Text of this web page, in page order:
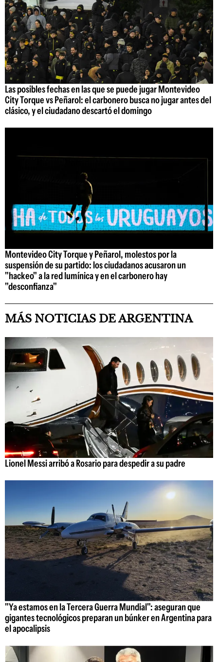
Las posibles fechas en las que se puede jugar Montevideo
City Torque vs Peñarol: el carbonero busca no jugar antes del
clásico, y el ciudadano descartó el domingo
Montevideo City Torque y Peñarol, molestos por la
suspensión de su partido: los ciudadanos acusaron un
"hackeo" a la red lumínica y en el carbonero hay
"desconfianza"
MÁS NOTICIAS DE ARGENTINA
Lionel Messi arribó a Rosario para despedir a su padre
"Ya estamos en la Tercera Guerra Mundial": aseguran que
gigantes tecnológicos preparan un búnker en Argentina para
el apocalipsis